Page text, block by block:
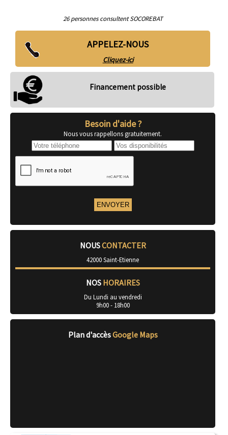
26 personnes consultent SOCOREBAT
APPELEZ-NOUS
Cliquez-ici
Financement possible
Besoin d'aide ?
Nous vous rappellons gratuitement.
NOUSCONTACTER
42000 Saint-Etienne
NOS HORAIRES
Du Lundi au vendredi
9h00 - 18h00
Plan d'accèsGoogle Maps